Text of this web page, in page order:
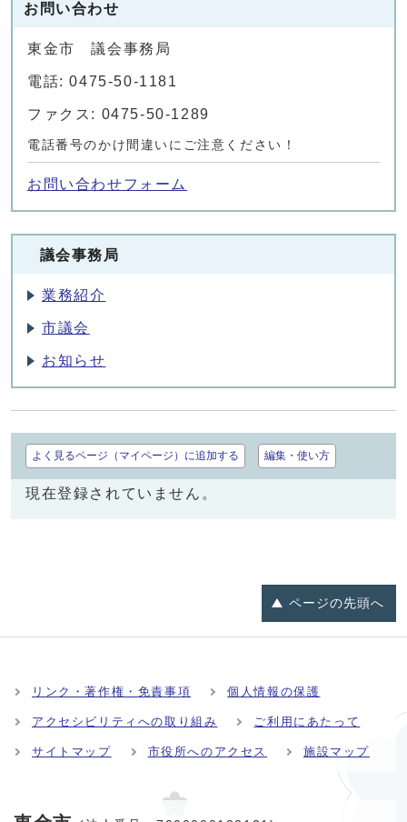
お問い合わせ
東金市 議会事務局
電話: 0475-50-1181
ファクス: 0475-50-1289
電話番号のかけ間違いにご注意ください！
お問い合わせフォーム
議会事務局
業務紹介
市議会
お知らせ
よく見るページ（マイページ）に追加する 編集・使い方
現在登録されていません。
ページの先頭へ
リンク・著作権・免責事項 個人情報の保護
アクセシビリティへの取り組み ご利用にあたって
サイトマップ 市役所へのアクセス 施設マップ